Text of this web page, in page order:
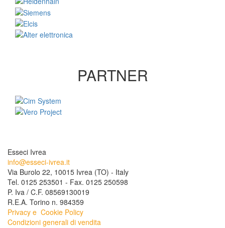
PARTNER
Esseci Ivrea
info@esseci-ivrea.it
Via Burolo 22, 10015 Ivrea (TO) - Italy
Tel. 0125 253501 - Fax. 0125 250598
P. Iva / C.F. 08569130019
R.E.A. Torino n. 984359
Privacy e Cookie Policy
Condizioni generali di vendita